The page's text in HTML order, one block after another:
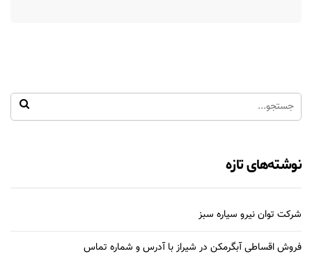
نوشته‌های تازه
شرکت توان نیرو سیاره سبز
فروش اقساطی آبگرمکن در شیراز با آدرس و شماره تماس